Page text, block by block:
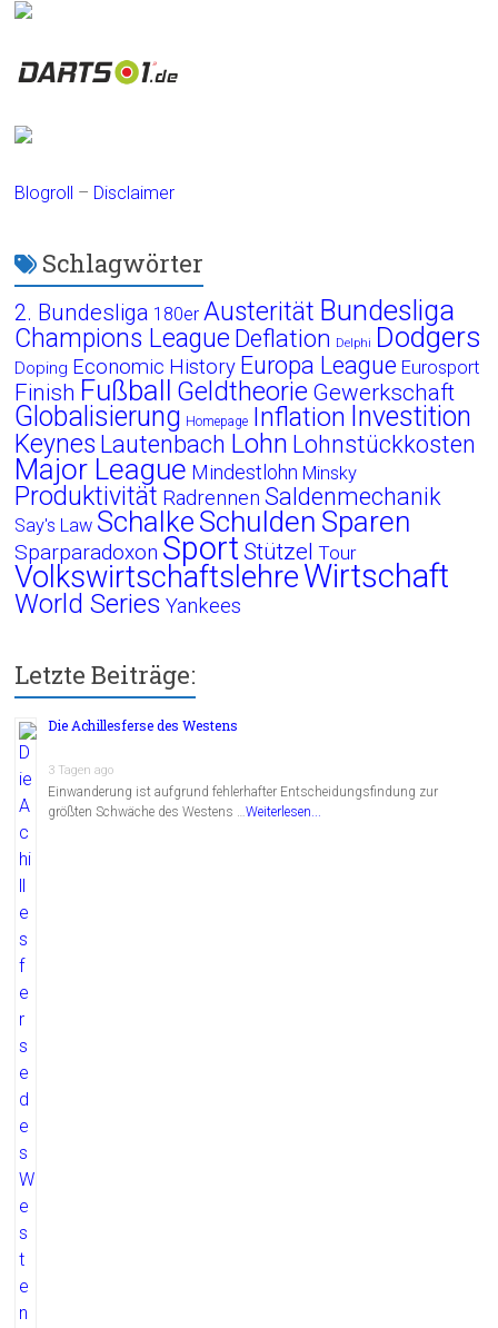
Blogroll – Disclaimer
Schlagwörter
2. Bundesliga 180er Austerität Bundesliga
Champions League Deflation Delphi Dodgers
Doping Economic History Europa League Eurosport
Finish Fußball Geldtheorie Gewerkschaft
Globalisierung Homepage Inflation Investition
Keynes Lautenbach Lohn Lohnstückkosten
Major League Mindestlohn Minsky
Produktivität Radrennen Saldenmechanik
Say's Law Schalke Schulden Sparen
Sparparadoxon Sport Stützel Tour
VolkswirtschaftslehreWirtschaft
World Series Yankees
Letzte Beiträge:
Die Achillesferse des Westens
3 Tagen ago
Einwanderung ist aufgrund fehlerhafter Entscheidungsfindung zur
größten Schwäche des Westens …Weiterlesen...